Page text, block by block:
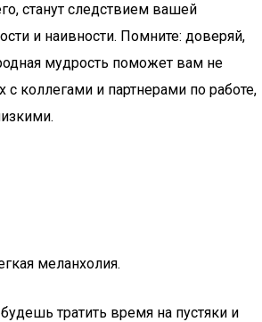
станут следствием вашей
и наивности. Помните: доверяй,
мудрость поможет вам не
с коллегами и партнерами по работе,
меланхолия.
тратить время на пустяки и